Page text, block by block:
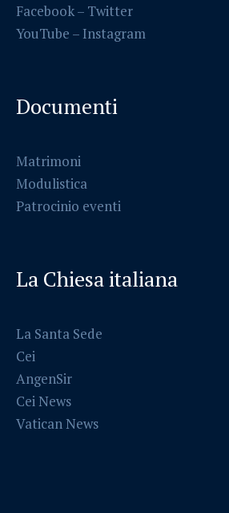
Facebook– Twitter
YouTube – Instagram
Documenti
Matrimoni
Modulistica
Patrocinio eventi
La Chiesa italiana
La Santa Sede
Cei
AngenSir
Cei News
Vatican News